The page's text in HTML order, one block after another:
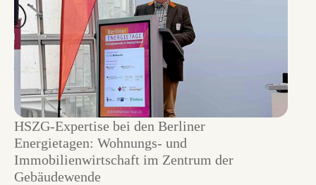
HSZG-Expertise bei den Berliner
Energietagen: Wohnungs- und
Immobilienwirtschaft im Zentrum der
Gebäudewende